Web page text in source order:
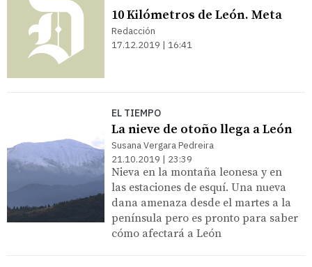
10 Kilómetros de León. Meta
Redacción
17.12.2019 | 16:41
EL TIEMPO
La nieve de otoño llega a León
Susana Vergara Pedreira
21.10.2019 | 23:39
Nieva en la montaña leonesa y en
las estaciones de esquí. Una nueva
dana amenaza desde el martes a la
península pero es pronto para saber
cómo afectará a León